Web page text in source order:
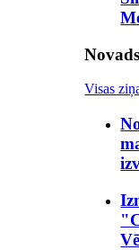
Novads
Visas